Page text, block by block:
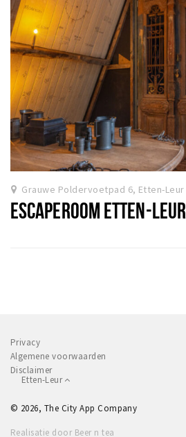
Grauwe Poldervoetpad 6, Etten-Leur
ESCAPEROOM ETTEN-LEUR
Privacy
Algemene voorwaarden
Disclaimer
Etten-Leur
© 2026, The City App Company
Realisatie door Beer n tea